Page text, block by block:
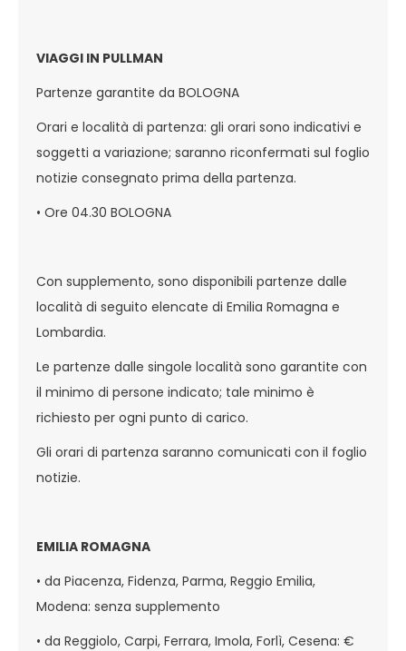
VIAGGI IN PULLMAN
Partenze garantite da BOLOGNA
Orari e località di partenza: gli orari sono indicativi e
soggetti a variazione; saranno riconfermati sul foglio
notizie consegnato prima della partenza.
• Ore 04.30 BOLOGNA
Con supplemento, sono disponibili partenze dalle
località di seguito elencate di Emilia Romagna e
Lombardia.
Le partenze dalle singole località sono garantite con
il minimo di persone indicato; tale minimo è
richiesto per ogni punto di carico.
Gli orari di partenza saranno comunicati con il foglio
notizie.
EMILIA ROMAGNA
• da Piacenza, Fidenza, Parma, Reggio Emilia,
Modena: senza supplemento
• da Reggiolo, Carpi, Ferrara, Imola, Forlì, Cesena: €